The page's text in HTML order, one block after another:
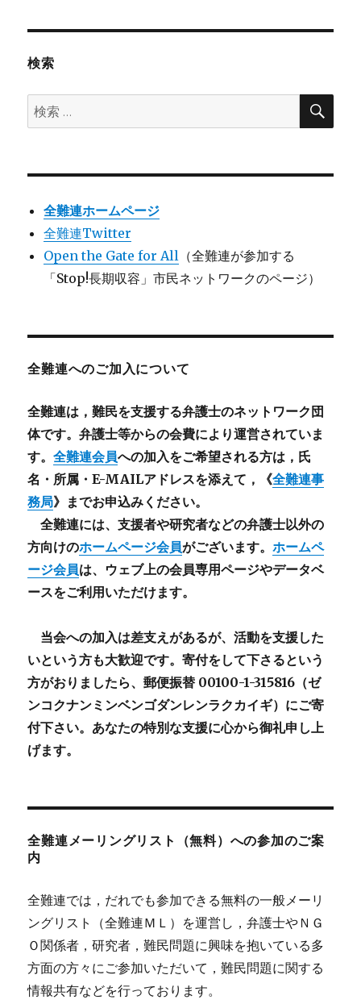
検索
検
索:
検
全難連ホームページ
全難連Twitter
Open the Gate for All （全難連が参加する
「Stop!長期収容」市民ネットワークのページ）
全難連へのご加入について
全難連は，難民を支援する弁護士のネットワーク団
体です。弁護士等からの会費により運営されていま
す。全難連会員への加入をご希望される方は，氏
名・所属・E-MAILアドレスを添えて，《全難連事
務局》までお申込みください。
全難連には、支援者や研究者などの弁護士以外の
方向けのホームページ会員がございます。ホームペ
ージ会員は、ウェブ上の会員専用ページやデータベ
ースをご利用いただけます。
当会への加入は差支えがあるが、活動を支援した
いという方も大歓迎です。寄付をして下さるという
方がおりましたら、郵便振替 00100-1-315816（ゼ
ンコクナンミンベンゴダンレンラクカイギ）にご寄
付下さい。あなたの特別な支援に心から御礼申し上
げます。
全難連メーリングリスト（無料）への参加のご案
内
全難連では，だれでも参加できる無料の一般メーリ
ングリスト（全難連ＭＬ）を運営し，弁護士やＮＧ
Ｏ関係者，研究者，難民問題に興味を抱いている多
方面の方々にご参加いただいて，難民問題に関する
情報共有などを行っております。